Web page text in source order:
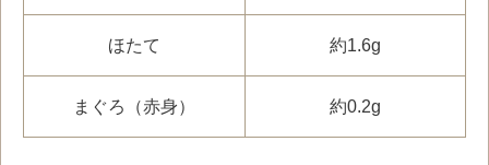
ほたて 約1.6g
まぐろ（赤身） 約0.2g